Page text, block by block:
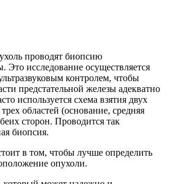
проводят биопсию
Это исследование осуществляется
контролем, чтобы
предстательной железы адекватно
используется схема взятия двух
областей (основание, средняя
сторон. Проводится так
биопсия.
в том, чтобы лучше определить
опухоли.